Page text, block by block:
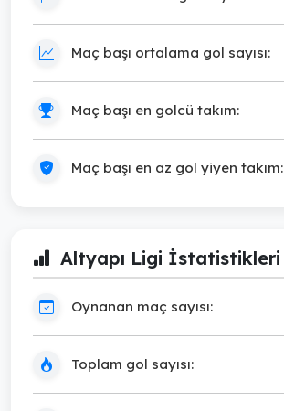
Maç başı ortalama gol sayısı:
Maç başı en golcü takım:
Maç başı en az gol yiyen takım:
Altyapı Ligi İstatistikleri
Oynanan maç sayısı:
Toplam gol sayısı: